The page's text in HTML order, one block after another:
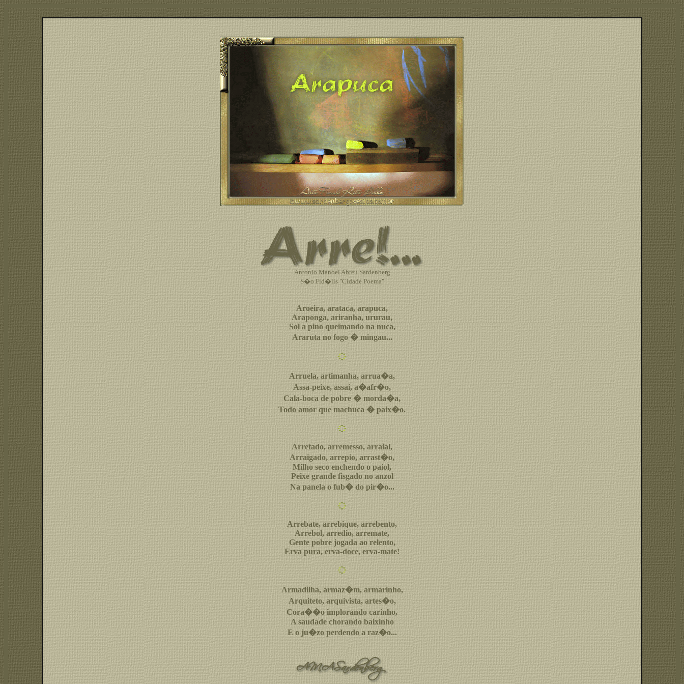
Antonio Manoel Abreu Sardenberg
S�o Fid�lis "Cidade Poema"
Aroeira, arataca, arapuca,
Araponga, ariranha, ururau,
Sol a pino queimando na nuca,
Araruta no fogo � mingau...
Arruela, artimanha, arrua�a,
Assa-peixe, assai, a�afr�o,
Cala-boca de pobre � morda�a,
Todo amor que machuca � paix�o.
Arretado, arremesso, arraial,
Arraigado, arrepio, arrast�o,
Milho seco enchendo o paiol,
Peixe grande fisgado no anzol
Na panela o fub� do pir�o...
Arrebate, arrebique, arrebento,
Arrebol, arredio, arremate,
Gente pobre jogada ao relento,
Erva pura, erva-doce, erva-mate!
Armadilha, armaz�m, armarinho,
Arquiteto, arquivista, artes�o,
Cora��o implorando carinho,
A saudade chorando baixinho
E o ju�zo perdendo a raz�o...